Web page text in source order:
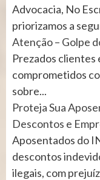
Advocacia, No
priorizamos a
Atenção – Golpe
Prezados clientes
comprometidos
sobre...
Proteja Sua
Descontos e
Aposentados do
descontos
ilegais, com